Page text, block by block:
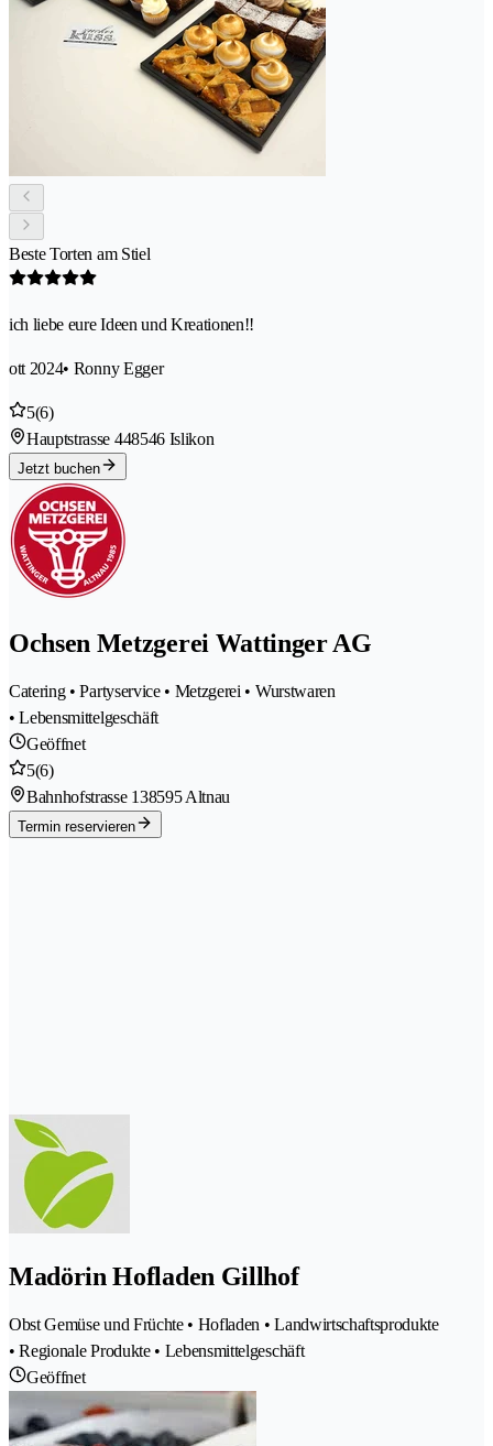
Beste Torten am Stiel
ich liebe eure Ideen und Kreationen!!
ott 2024• Ronny Egger
5(6)
Hauptstrasse 448546 Islikon
Jetzt buchen
Ochsen Metzgerei Wattinger AG
Catering • Partyservice • Metzgerei • Wurstwaren
• Lebensmittelgeschäft
Geöffnet
5(6)
Bahnhofstrasse 138595 Altnau
Termin reservieren
Madörin Hofladen Gillhof
Obst Gemüse und Früchte • Hofladen • Landwirtschaftsprodukte
• Regionale Produkte • Lebensmittelgeschäft
Geöffnet